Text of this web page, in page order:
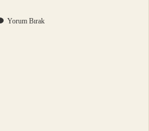
Yorum Bırak